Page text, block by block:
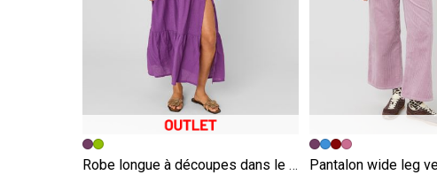
Image précédente
Image suivante
Robe longue à découpes dans le dos violet
Image précédente
Image suivante